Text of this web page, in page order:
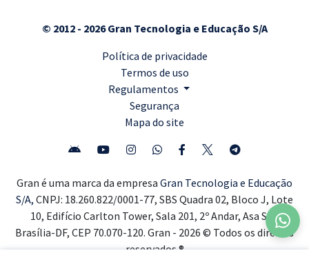
© 2012 - 2026 Gran Tecnologia e Educação S/A
Política de privacidade
Termos de uso
Regulamentos
Segurança
Mapa do site
Gran é uma marca da empresa Gran Tecnologia e Educação
S/A, CNPJ: 18.260.822/0001-77, SBS Quadra 02, Bloco J, Lote
10, Edifício Carlton Tower, Sala 201, 2º Andar, Asa Sul,
Brasília-DF, CEP 70.070-120. Gran - 2026 © Todos os direitos
reservados ®